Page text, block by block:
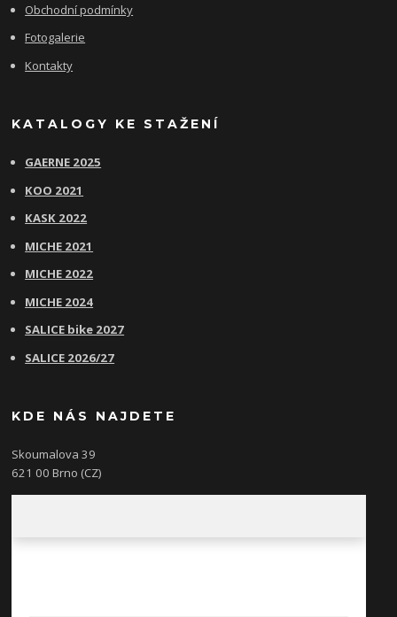
Obchodní podmínky
Fotogalerie
Kontakty
KATALOGY KE STAŽENÍ
GAERNE 2025
KOO 2021
KASK 2022
MICHE 2021
MICHE 2022
MICHE 2024
SALICE bike 2027
SALICE 2026/27
KDE NÁS NAJDETE
Skoumalova 39
621 00 Brno (CZ)